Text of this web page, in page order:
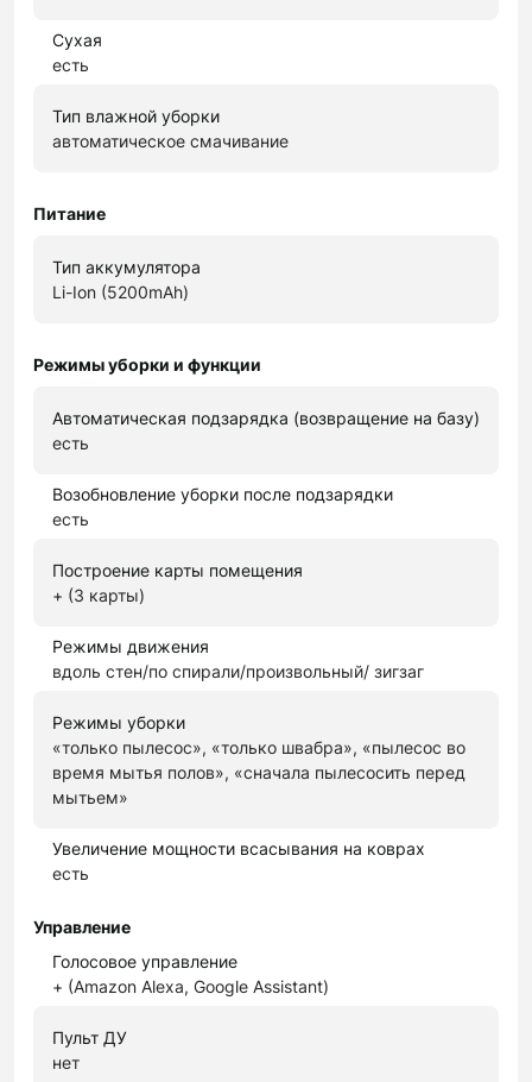
Сухая
есть
Тип влажной уборки
автоматическое смачивание
Питание
Тип аккумулятора
Li-Ion (5200mAh)
Режимы уборки и функции
Автоматическая подзарядка (возвращение на базу)
есть
Возобновление уборки после подзарядки
есть
Построение карты помещения
+ (3 карты)
Режимы движения
вдоль стен/по спирали/произвольный/ зигзаг
Режимы уборки
«только пылесос», «только швабра», «пылесос во
время мытья полов», «сначала пылесосить перед
мытьем»
Увеличение мощности всасывания на коврах
есть
Управление
Голосовое управление
+ (Amazon Alexa, Google Assistant)
Пульт ДУ
нет